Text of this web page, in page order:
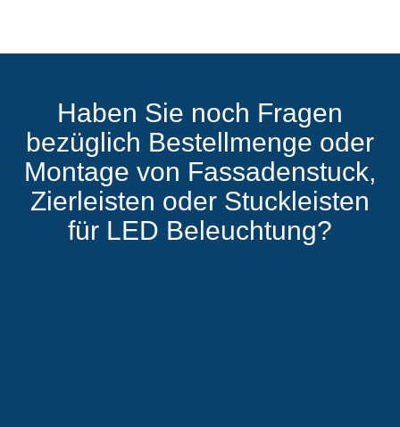
Haben Sie noch Fragen
bezüglich Bestellmenge oder
Montage von Fassadenstuck,
Zierleisten oder Stuckleisten
für LED Beleuchtung?